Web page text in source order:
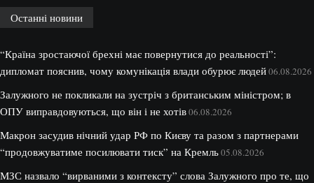
Останні новини
“Країна зростаючої брехні має повернутися до реальності”:
дипломат пояснив, чому комунікація влади обурює людей06.08.2026
Залужного не покликали на зустріч з британським міністром; в
ОПУ виправдовуються, що він і не хотів06.08.2026
Макрон засудив нічний удар РФ по Києву та разом з партнерами
“продовжуватиме посилювати тиск” на Кремль05.08.2026
МЗС назвало “вирваними з контексту” слова Залужного про те, що